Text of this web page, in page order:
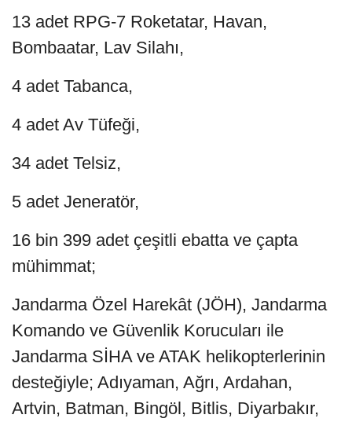
13 adet RPG-7 Roketatar, Havan,
Bombaatar, Lav Silahı,
4 adet Tabanca,
4 adet Av Tüfeği,
34 adet Telsiz,
5 adet Jeneratör,
16 bin 399 adet çeşitli ebatta ve çapta
mühimmat;
Jandarma Özel Harekât (JÖH), Jandarma
Komando ve Güvenlik Korucuları ile
Jandarma SİHA ve ATAK helikopterlerinin
desteğiyle; Adıyaman, Ağrı, Ardahan,
Artvin, Batman, Bingöl, Bitlis, Diyarbakır,